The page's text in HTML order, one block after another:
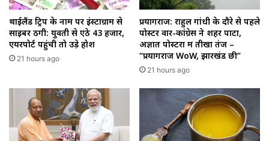
थाईलैंड ट्रिप के नाम पर इंस्टाग्राम से
साइबर ठगी: युवती से ऐंठे ₹43 हजार,
एयरपोर्ट पहुंची तो उड़े होश
21 hours ago
प्रयागराज: राहुल गांधी के दौरे से पहले
पोस्टर वार-कांग्रेस ने शहर पाटा,
अज्ञात पोस्टरों में तीखा तंज –
“प्रयागराज WoW, झारखंड छी”
21 hours ago